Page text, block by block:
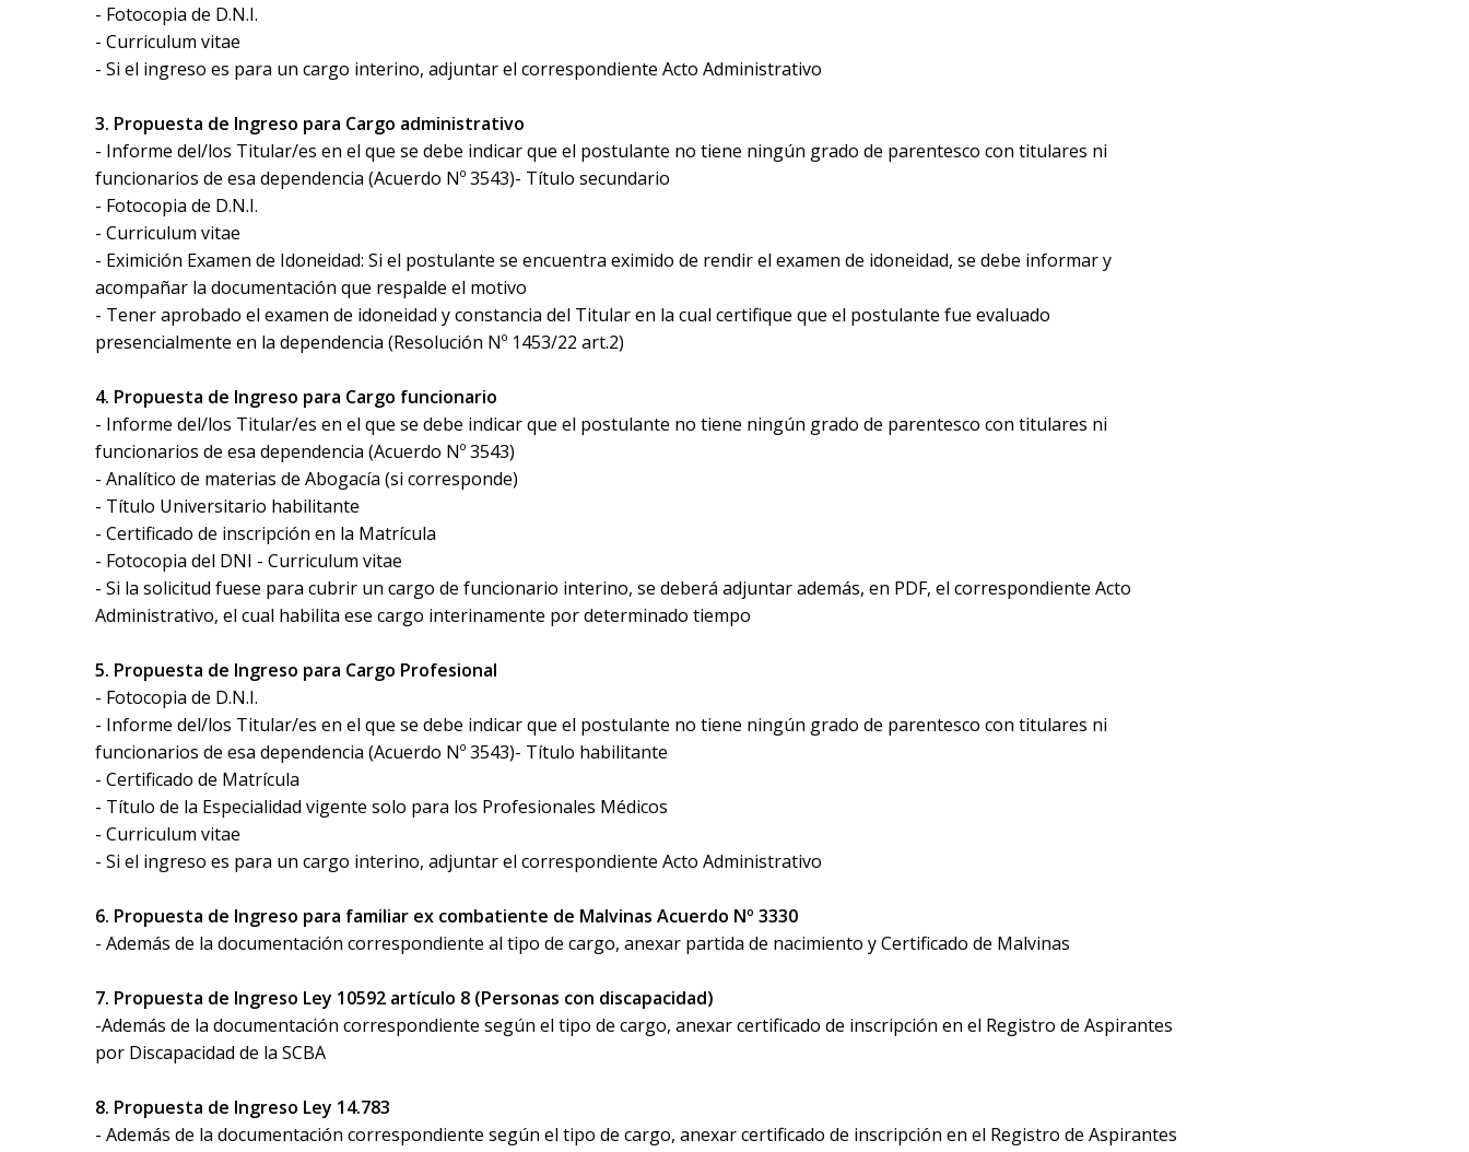
- Fotocopia de D.N.I.
- Curriculum vitae
- Si el ingreso es para un cargo interino, adjuntar el correspondiente Acto Administrativo
3. Propuesta de Ingreso para Cargo administrativo
- Informe del/los Titular/es en el que se debe indicar que el postulante no tiene ningún grado de parentesco con titulares ni
funcionarios de esa dependencia (Acuerdo Nº 3543)- Título secundario
- Fotocopia de D.N.I.
- Curriculum vitae
- Eximición Examen de Idoneidad: Si el postulante se encuentra eximido de rendir el examen de idoneidad, se debe informar y
acompañar la documentación que respalde el motivo
- Tener aprobado el examen de idoneidad y constancia del Titular en la cual certifique que el postulante fue evaluado
presencialmente en la dependencia (Resolución Nº 1453/22 art.2)
4. Propuesta de Ingreso para Cargo funcionario
- Informe del/los Titular/es en el que se debe indicar que el postulante no tiene ningún grado de parentesco con titulares ni
funcionarios de esa dependencia (Acuerdo Nº 3543)
- Analítico de materias de Abogacía (si corresponde)
- Título Universitario habilitante
- Certificado de inscripción en la Matrícula
- Fotocopia del DNI - Curriculum vitae
- Si la solicitud fuese para cubrir un cargo de funcionario interino, se deberá adjuntar además, en PDF, el correspondiente Acto
Administrativo, el cual habilita ese cargo interinamente por determinado tiempo
5. Propuesta de Ingreso para Cargo Profesional
- Fotocopia de D.N.I.
- Informe del/los Titular/es en el que se debe indicar que el postulante no tiene ningún grado de parentesco con titulares ni
funcionarios de esa dependencia (Acuerdo Nº 3543)- Título habilitante
- Certificado de Matrícula
- Título de la Especialidad vigente solo para los Profesionales Médicos
- Curriculum vitae
- Si el ingreso es para un cargo interino, adjuntar el correspondiente Acto Administrativo
6. Propuesta de Ingreso para familiar ex combatiente de Malvinas Acuerdo Nº 3330
- Además de la documentación correspondiente al tipo de cargo, anexar partida de nacimiento y Certificado de Malvinas
7. Propuesta de Ingreso Ley 10592 artículo 8 (Personas con discapacidad)
-Además de la documentación correspondiente según el tipo de cargo, anexar certificado de inscripción en el Registro de Aspirantes
por Discapacidad de la SCBA
8. Propuesta de Ingreso Ley 14.783
- Además de la documentación correspondiente según el tipo de cargo, anexar certificado de inscripción en el Registro de Aspirantes